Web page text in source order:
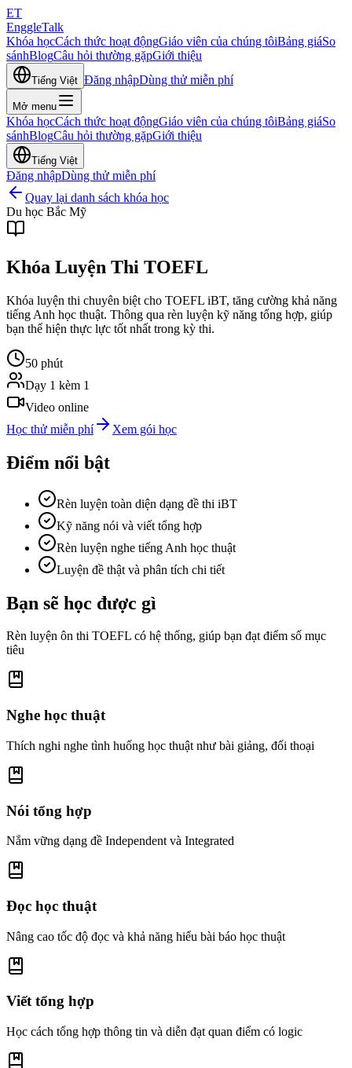
ET
EnggleTalk
Khóa họcCách thức hoạt độngGiáo viên của chúng tôiBảng giáSo
sánhBlogCâu hỏi thường gặpGiới thiệu
Tiếng Việt Đăng nhậpDùng thử miễn phí
Mở menu
Khóa họcCách thức hoạt độngGiáo viên của chúng tôiBảng giáSo
sánhBlogCâu hỏi thường gặpGiới thiệu
Tiếng Việt
Đăng nhậpDùng thử miễn phí
Quay lại danh sách khóa học
Du học Bắc Mỹ
Khóa Luyện Thi TOEFL
Khóa luyện thi chuyên biệt cho TOEFL iBT, tăng cường khả năng
tiếng Anh học thuật. Thông qua rèn luyện kỹ năng tổng hợp, giúp
bạn thể hiện thực lực tốt nhất trong kỳ thi.
50 phút
Dạy 1 kèm 1
Video online
Học thử miễn phí
Xem gói học
Điểm nổi bật
Rèn luyện toàn diện dạng đề thi iBT
Kỹ năng nói và viết tổng hợp
Rèn luyện nghe tiếng Anh học thuật
Luyện đề thật và phân tích chi tiết
Bạn sẽ học được gì
Rèn luyện ôn thi TOEFL có hệ thống, giúp bạn đạt điểm số mục
tiêu
Nghe học thuật
Thích nghi nghe tình huống học thuật như bài giảng, đối thoại
Nói tổng hợp
Nắm vững dạng đề Independent và Integrated
Đọc học thuật
Nâng cao tốc độ đọc và khả năng hiểu bài báo học thuật
Viết tổng hợp
Học cách tổng hợp thông tin và diễn đạt quan điểm có logic